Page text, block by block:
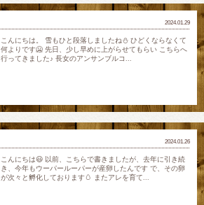
2024.01.29
こんにちは。 雪もひと段落しましたね⛄️ ひどくならなくて
何よりです🥶 先日、少し早めに上がらせてもらい こちらへ
行ってきました♪ 長女のアンサンブルコ...
2024.01.26
こんにちは😃 以前、こちらで書きましたが、去年に引き続
き、今年もウーパールーパーが産卵したんです で、その卵
が次々と孵化しております🥚 またアレを育て...